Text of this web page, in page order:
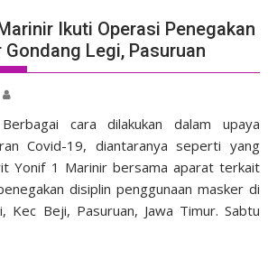
Ikuti Operasi Penegakan
Gondang Legi, Pasuruan
cara dilakukan dalam upaya
Covid-19, diantaranya seperti yang
Yonif 1 Marinir bersama aparat terkait
disiplin penggunaan masker di
Kec Beji, Pasuruan, Jawa Timur. Sabtu